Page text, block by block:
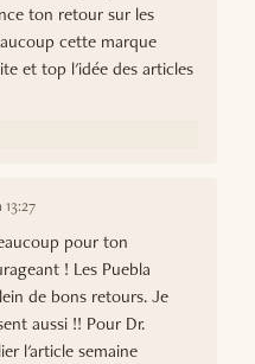
ton retour sur les
cette marque
et top l'idée des articles
pour ton
! Les Puebla
de bons retours. Je
aussi !! Pour Dr.
l'article semaine